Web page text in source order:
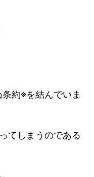
約※を結んでいま
てしまうのである